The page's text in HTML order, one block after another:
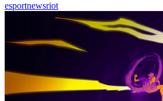
esportnewsriot